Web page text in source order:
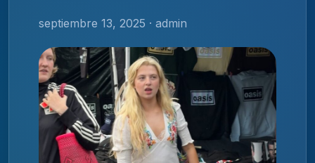
septiembre 13, 2025 · admin